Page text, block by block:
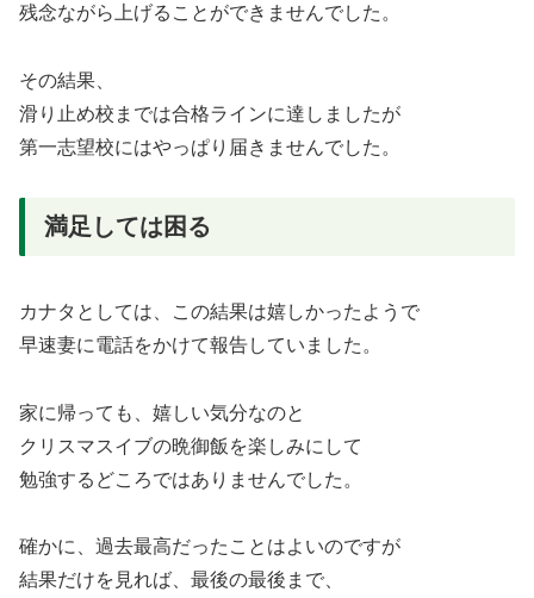
残念ながら上げることができませんでした。
その結果、
滑り止め校までは合格ラインに達しましたが
第一志望校にはやっぱり届きませんでした。
満足しては困る
カナタとしては、この結果は嬉しかったようで
早速妻に電話をかけて報告していました。
家に帰っても、嬉しい気分なのと
クリスマスイブの晩御飯を楽しみにして
勉強するどころではありませんでした。
確かに、過去最高だったことはよいのですが
結果だけを見れば、最後の最後まで、